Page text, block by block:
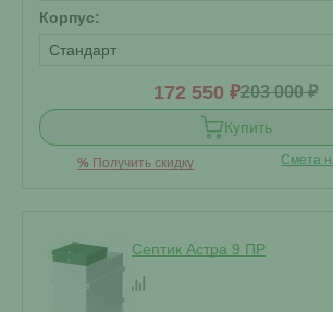
Корпус:
Стандарт
172 550 ₽203 000 ₽
Купить
% Получить скидку Смета
Септик Астра 9 ПР